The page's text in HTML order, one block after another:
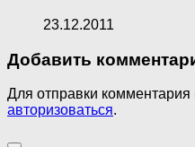
23.12.2011
Добавить
Для отправки
авторизоваться.